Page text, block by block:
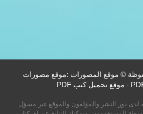
© موقع المصورات :موقع مصورات
دور النشر والمؤلفون والموقع غير مسؤل